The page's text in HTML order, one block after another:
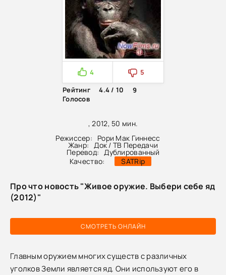
, 2012, 50 мин.
Режиссер:
Рори Мак Гиннесс
Жанр: Док / ТВ Передачи
Перевод: Дублированный
Качество:
SATRip
4
5
Рейтинг
4.4 / 10
9
Голосов
СМОТРЕТЬ ОНЛАЙН
Про что новость "Живое оружие. Выбери себе яд
(2012)"
Главным оружием многих существ с различных
уголков Земли является яд. Они используют его в